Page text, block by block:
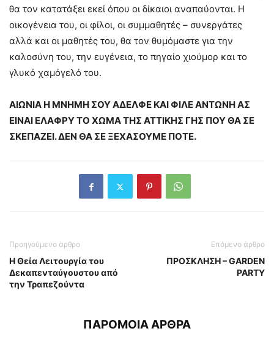
θα τον κατατάξει εκεί όπου οι δίκαιοι αναπαύονται. Η
οικογένεια του, οι φίλοι, οι συμμαθητές – συνεργάτες
αλλά και οι μαθητές του, θα τον θυμόμαστε για την
καλοσύνη του, την ευγένεια, το πηγαίο χιούμορ και το
γλυκό χαμόγελό του.
ΑΙΩΝΙΑ Η ΜΝΗΜΗ ΣΟΥ ΑΔΕΛΦΕ ΚΑΙ ΦΙΛΕ ΑΝΤΩΝΗ ΑΣ
ΕΙΝΑΙ ΕΛΑΦΡΥ ΤΟ ΧΩΜΑ ΤΗΣ ΑΤΤΙΚΗΣ ΓΗΣ ΠΟΥ ΘΑ ΣΕ
ΣΚΕΠΑΖΕΙ. ΔΕΝ ΘΑ ΣΕ ΞΕΧΑΣΟΥΜΕ ΠΟΤΕ.
Προηγούμενο άρθρο
Η Θεία Λειτουργία του
Δεκαπενταύγουστου από
την Τραπεζούντα
Επόμενο άρθρο
ΠΡΟΣΚΛΗΣΗ – GARDEN
PARTY
ΠΑΡΟΜΟΙΑ ΑΡΘΡΑ